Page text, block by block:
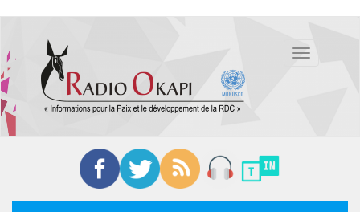
contenu
principal
Toggle